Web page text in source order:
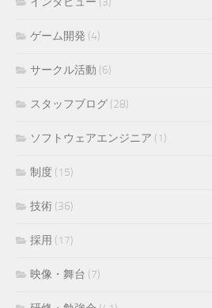
ゲーム開発 (4)
サークル活動 (6)
スタッフブログ (28)
ソフトウェアエンジニア (1)
制度 (15)
技術 (36)
採用 (17)
映像・舞台 (7)